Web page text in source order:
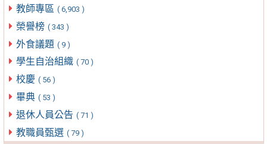
教師專區 ( 6,903 )
榮譽榜 ( 343 )
外食議題 ( 9 )
學生自治組織 ( 70 )
校慶 ( 56 )
畢典 ( 53 )
退休人員公告 ( 71 )
教職員甄選 ( 79 )